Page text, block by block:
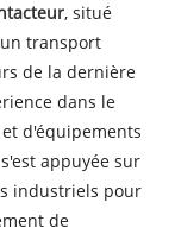
, situé
transport
de la dernière
dans le
d'équipements
appuyée sur
industriels pour
de